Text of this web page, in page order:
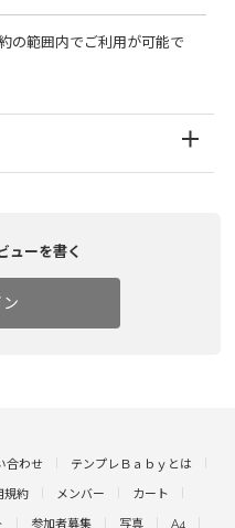
の範囲内でご利用が可能で
ューを書く
合わせ テンプレＢａｂｙとは
規約 メンバー カート
参加者募集 写真 A4